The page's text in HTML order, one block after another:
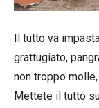
Il tutto va
grattugiato,
non troppo
Mettete il tutto